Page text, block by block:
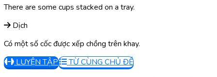
There are some cups stacked on a tray.
Dịch
Có một số cốc được xếp chồng trên khay.
LUYỆN TẬP
TỪ CÙNG CHỦ ĐỀ